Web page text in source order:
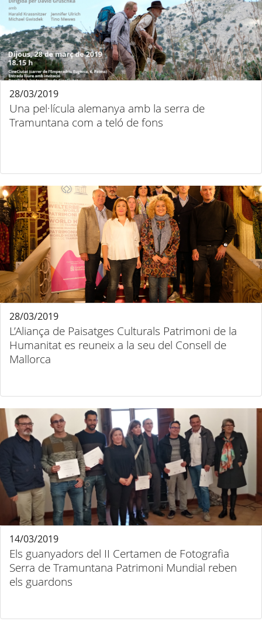
Una pel·lícula alemanya amb la serra de
Tramuntana com a teló de fons
28/03/2019
L’Aliança de Paisatges Culturals Patrimoni de la
Humanitat es reuneix a la seu del Consell de
Mallorca
28/03/2019
Els guanyadors del II Certamen de Fotografia
Serra de Tramuntana Patrimoni Mundial reben
els guardons
14/03/2019